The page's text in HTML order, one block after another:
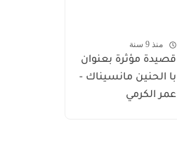
منذ 9 سنة
قصيدة مؤثرة بعنوان
با الحنين مانسيناك -
عمر الكرمي